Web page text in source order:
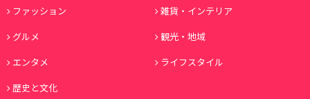
ファッション
雑貨・インテリア
グルメ
観光・地域
エンタメ
ライフスタイル
歴史と文化